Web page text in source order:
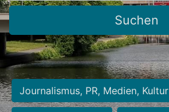
Suchen
Journalismus, PR, Medien, Kultur